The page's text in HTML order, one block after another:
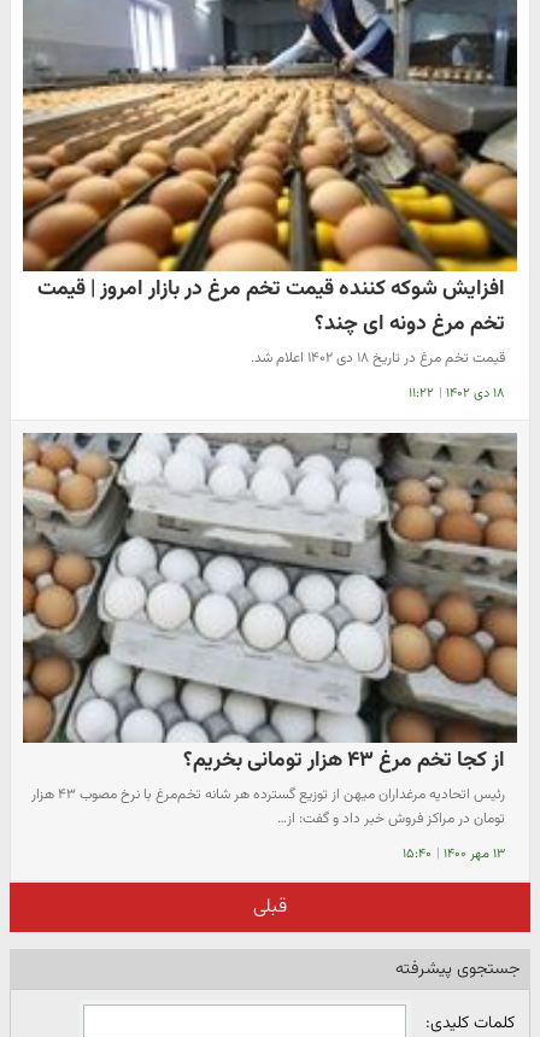
افزایش شوکه کننده قیمت تخم مرغ در بازار امروز | قیمت
تخم مرغ دونه ای چند؟
قیمت تخم مرغ در تاریخ ۱۸ دی ۱۴۰۲ اعلام شد.
۱۸ دی ۱۴۰۲ | ۱۱:۲۲
از کجا تخم مرغ ۴۳ هزار تومانی بخریم؟
رئیس اتحادیه مرغداران میهن از توزیع گسترده هر شانه تخم‌مرغ با نرخ مصوب ۴۳ هزار
تومان در مراکز فروش خبر داد و گفت: از…
۱۳ مهر ۱۴۰۰ | ۱۵:۴۰
قبلی
جستجوی پیشرفته
کلمات کلیدی: